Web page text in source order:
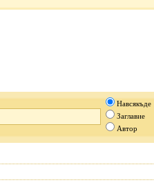
Навсякъде
Заглавие
Автор